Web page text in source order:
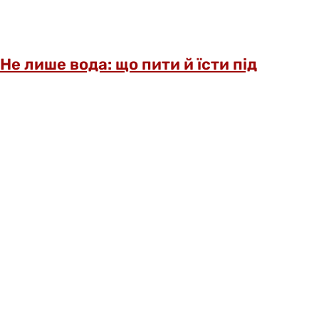
Не лише вода: що пити й їсти під